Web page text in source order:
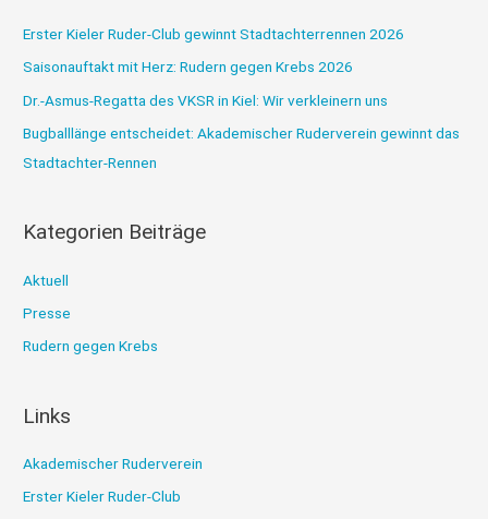
n
a
c
h
Erster Kieler Ruder-Club gewinnt Stadtachterrennen 2026
Saisonauftakt mit Herz: Rudern gegen Krebs 2026
Dr.-Asmus-Regatta des VKSR in Kiel: Wir verkleinern uns
Bugballlänge entscheidet: Akademischer Ruderverein gewinnt das
Stadtachter-Rennen
Kategorien Beiträge
Aktuell
Presse
Rudern gegen Krebs
Links
Akademischer Ruderverein
Erster Kieler Ruder-Club